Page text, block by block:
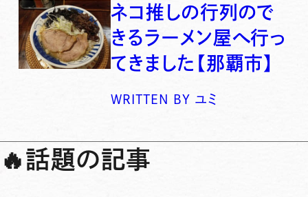
ネコ推しの行列ので
きるラーメン屋へ行っ
てきました【那覇市】
WRITTEN BY ユミ
🔥話題の記事